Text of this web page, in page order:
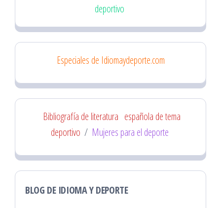
deportivo
Especiales de Idiomaydeporte.com
Bibliografía de literatura española de tema
deportivo / Mujeres para el deporte
BLOG DE IDIOMA Y DEPORTE